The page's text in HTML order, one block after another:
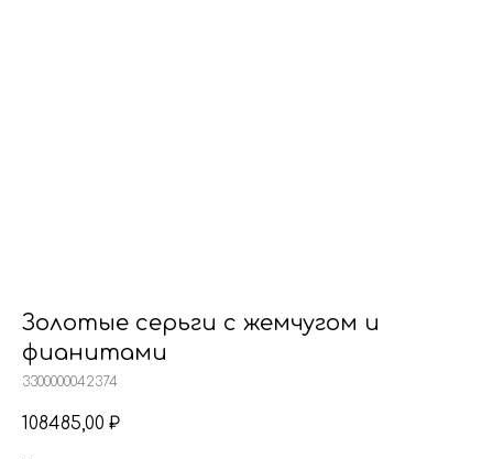
Золотые серьги с жемчугом и
фианитами
3300000042374
108485,00 ₽